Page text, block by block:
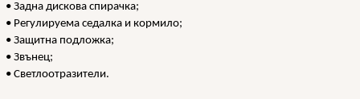
• Задна дискова спирачка;
• Регулируема седалка и кормило;
• Защитна подложка;
• Звънец;
• Светлоотразители.